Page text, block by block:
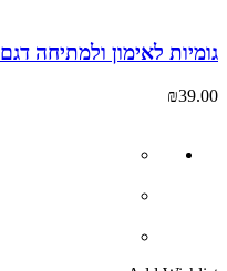
גומיות לאימון ולמתיחה דגם 20331
₪39.00